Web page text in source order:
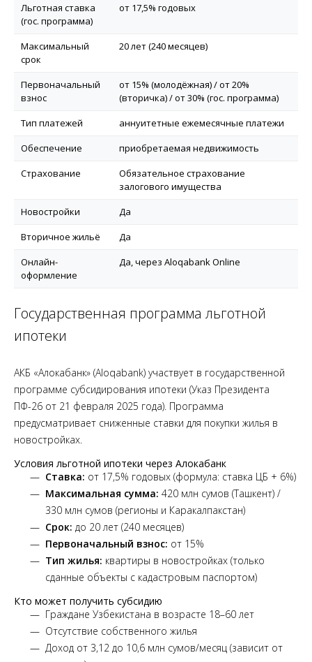
Льготная ставка
(гос. программа)
от 17,5% годовых
Максимальный
срок
20 лет (240 месяцев)
Первоначальный
взнос
от 15% (молодёжная) / от 20%
(вторичка) / от 30% (гос. программа)
Тип платежей
аннуитетные ежемесячные платежи
Обеспечение
приобретаемая недвижимость
Страхование
Обязательное страхование
залогового имущества
Новостройки
Да
Вторичное жильё
Да
Онлайн-
оформление
Да, через Aloqabank Online
Государственная программа льготной
ипотеки
АКБ «Алокабанк» (Aloqabank) участвует в государственной
программе субсидирования ипотеки (Указ Президента
ПФ-26 от 21 февраля 2025 года). Программа
предусматривает сниженные ставки для покупки жилья в
новостройках.
Условия льготной ипотеки через Алокабанк
Ставка: от 17,5% годовых (формула: ставка ЦБ + 6%)
Максимальная сумма: 420 млн сумов (Ташкент) /
330 млн сумов (регионы и Каракалпакстан)
Срок: до 20 лет (240 месяцев)
Первоначальный взнос: от 15%
Тип жилья: квартиры в новостройках (только
сданные объекты с кадастровым паспортом)
Кто может получить субсидию
Граждане Узбекистана в возрасте 18–60 лет
Отсутствие собственного жилья
Доход от 3,12 до 10,6 млн сумов/месяц (зависит от